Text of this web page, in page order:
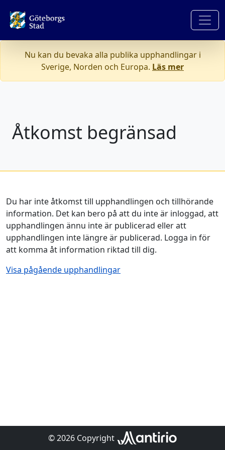
Nu kan du bevaka alla publika upphandlingar i
Sverige, Norden och Europa. Läs mer
Åtkomst begränsad
Du har inte åtkomst till upphandlingen och tillhörande
information. Det kan bero på att du inte är inloggad, att
upphandlingen ännu inte är publicerad eller att
upphandlingen inte längre är publicerad. Logga in för
att komma åt information riktad till dig.
Visa pågående upphandlingar
© 2026 Copyright